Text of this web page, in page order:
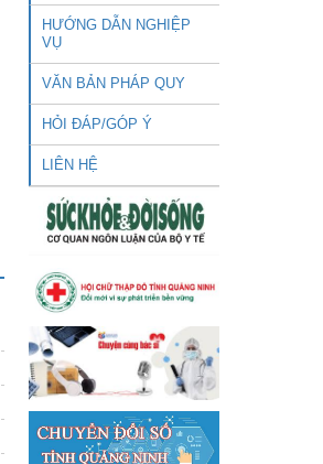
HƯỚNG DẪN NGHIỆP
VỤ
VĂN BẢN PHÁP QUY
HỎI ĐÁP/GÓP Ý
LIÊN HỆ